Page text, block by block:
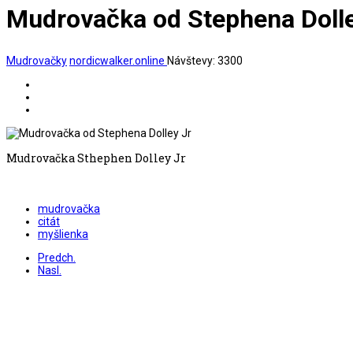
Mudrovačka od Stephena
Mudrovačkynordicwalker.online Návštevy: 3300
Mudrovačka Sthephen Dolley Jr
mudrovačka
citát
myšlienka
Predch.
Nasl.